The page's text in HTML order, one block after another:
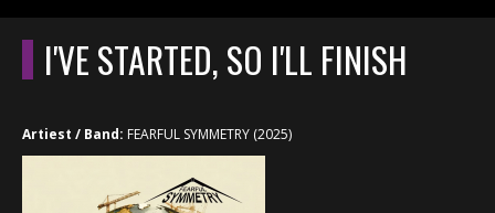
HOOFDMENU HOME
CURRICULUM
RECENSIES
INTERVIEWS
I'VE STARTED, SO I'LL FINISH
Artiest / Band: FEARFUL SYMMETRY (2025)